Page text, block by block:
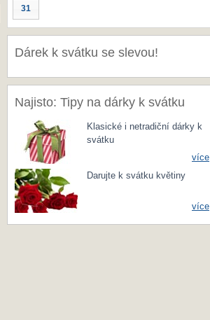
31
Dárek k svátku se slevou!
Najisto: Tipy na dárky k svátku
Klasické i netradiční dárky k
svátku
více
Darujte k svátku květiny
více